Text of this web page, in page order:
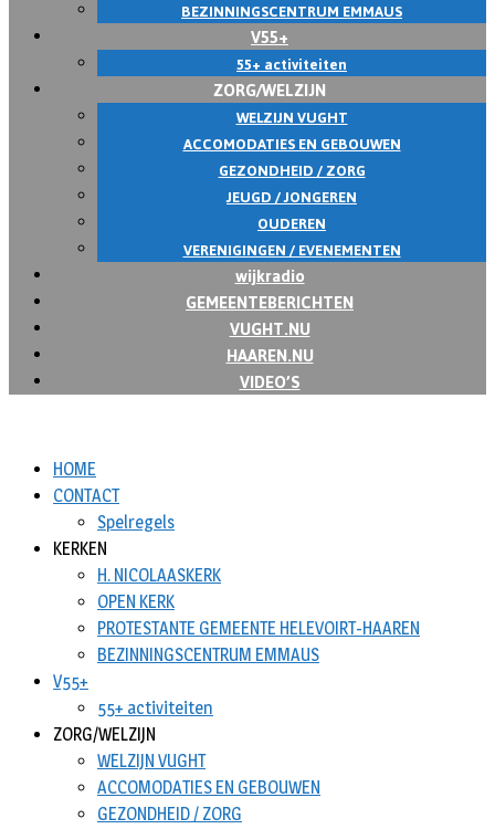
BEZINNINGSCENTRUM EMMAUS
V55+
55+ activiteiten
ZORG/WELZIJN
WELZIJN VUGHT
ACCOMODATIES EN GEBOUWEN
GEZONDHEID / ZORG
JEUGD / JONGEREN
OUDEREN
VERENIGINGEN / EVENEMENTEN
wijkradio
GEMEENTEBERICHTEN
VUGHT.NU
HAAREN.NU
VIDEO’S
HOME
CONTACT
Spelregels
KERKEN
H. NICOLAASKERK
OPEN KERK
PROTESTANTE GEMEENTE HELEVOIRT-HAAREN
BEZINNINGSCENTRUM EMMAUS
V55+
55+ activiteiten
ZORG/WELZIJN
WELZIJN VUGHT
ACCOMODATIES EN GEBOUWEN
GEZONDHEID / ZORG